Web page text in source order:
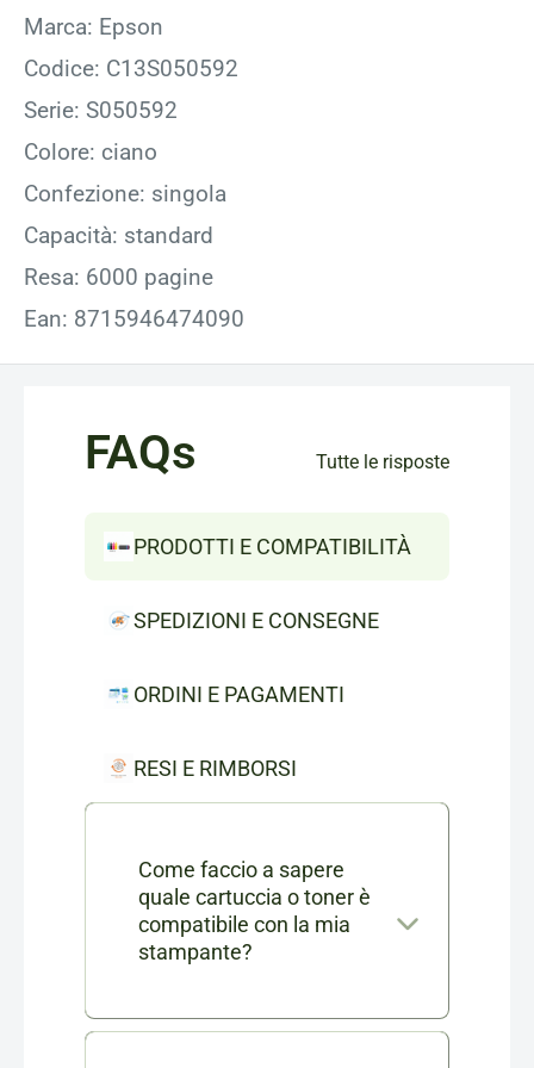
Marca: Epson
Codice: C13S050592
Serie: S050592
Colore: ciano
Confezione: singola
Capacità: standard
Resa: 6000 pagine
Ean: 8715946474090
FAQs Tutte le risposte
PRODOTTI E COMPATIBILITÀ
SPEDIZIONI E CONSEGNE
ORDINI E PAGAMENTI
RESI E RIMBORSI
Come faccio a sapere
quale cartuccia o toner è
compatibile con la mia
stampante?
Nella scheda di ogni prodotto